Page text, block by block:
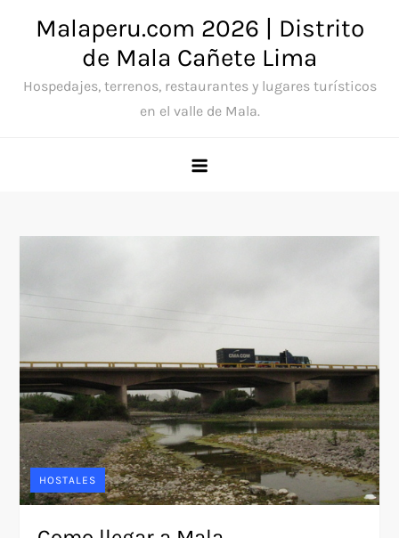
Malaperu.com 2026 | Distrito
de Mala Cañete Lima
Hospedajes, terrenos, restaurantes y lugares turísticos
en el valle de Mala.
HOSTALES